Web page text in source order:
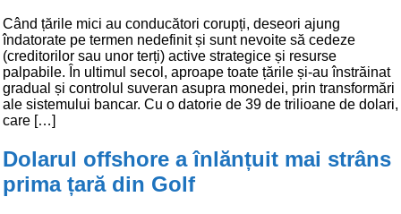
Când țările mici au conducători corupți, deseori ajung
îndatorate pe termen nedefinit și sunt nevoite să cedeze
(creditorilor sau unor terți) active strategice și resurse
palpabile. În ultimul secol, aproape toate țările și-au înstrăinat
gradual și controlul suveran asupra monedei, prin transformări
ale sistemului bancar. Cu o datorie de 39 de trilioane de dolari,
care […]
Dolarul offshore a înlănțuit mai strâns
prima țară din Golf